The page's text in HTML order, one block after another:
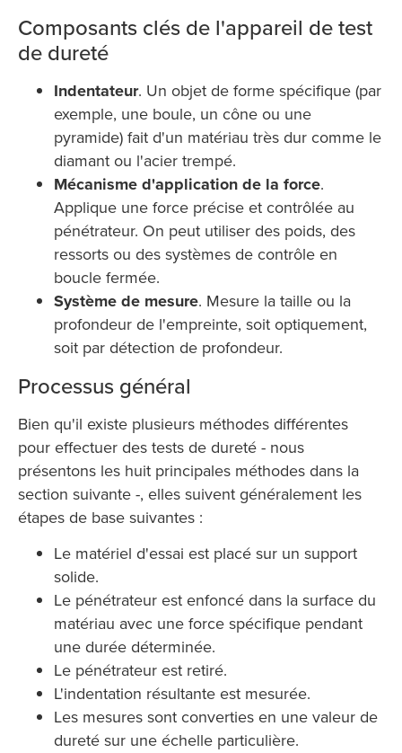
Composants clés de l'appareil de test
de dureté
Indentateur. Un objet de forme spécifique (par
exemple, une boule, un cône ou une
pyramide) fait d'un matériau très dur comme le
diamant ou l'acier trempé.
Mécanisme d'application de la force.
Applique une force précise et contrôlée au
pénétrateur. On peut utiliser des poids, des
ressorts ou des systèmes de contrôle en
boucle fermée.
Système de mesure. Mesure la taille ou la
profondeur de l'empreinte, soit optiquement,
soit par détection de profondeur.
Processus général
Bien qu'il existe plusieurs méthodes différentes
pour effectuer des tests de dureté - nous
présentons les huit principales méthodes dans la
section suivante -, elles suivent généralement les
étapes de base suivantes :
Le matériel d'essai est placé sur un support
solide.
Le pénétrateur est enfoncé dans la surface du
matériau avec une force spécifique pendant
une durée déterminée.
Le pénétrateur est retiré.
L'indentation résultante est mesurée.
Les mesures sont converties en une valeur de
dureté sur une échelle particulière.